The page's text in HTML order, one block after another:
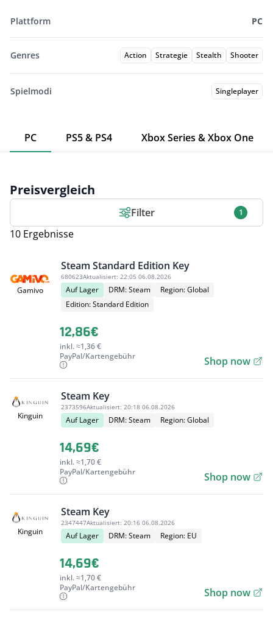
Plattform PC
Genres Action Strategie Stealth Shooter
Spielmodi Singleplayer
PC PS5 & PS4 Xbox Series & Xbox One
Preisvergleich
Filter 1
10 Ergebnisse
Gamivo
Steam Standard Edition Key
680623Aktualisiert: 22:05 06.08.2026
Auf Lager DRM: Steam
Region: Global
Edition: Standard Edition
12,86€
inkl. ≈1,36 €
PayPal/Kartengebühr
Shop now
Kinguin
Steam Key
2373596Aktualisiert: 20:18 06.08.2026
Auf Lager DRM: Steam Region: Global
14,69€
inkl. ≈1,70 €
PayPal/Kartengebühr
Shop now
Kinguin
Steam Key
2347447Aktualisiert: 20:16 06.08.2026
Auf Lager DRM: Steam Region: EU
14,69€
inkl. ≈1,70 €
PayPal/Kartengebühr
Shop now